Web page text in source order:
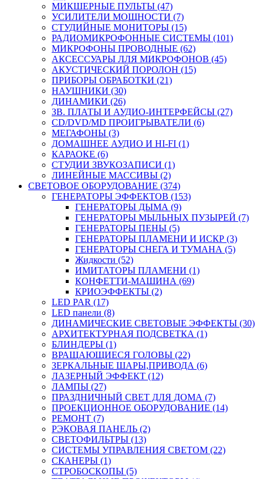
МИКШЕРНЫЕ ПУЛЬТЫ (47)
УСИЛИТЕЛИ МОЩНОСТИ (7)
СТУДИЙНЫЕ МОНИТОРЫ (15)
РАДИОМИКРОФОННЫЕ СИСТЕМЫ (101)
МИКРОФОНЫ ПРОВОДНЫЕ (62)
АКСЕССУАРЫ ЛЛЯ МИКРОФОНОВ (45)
АКУСТИЧЕСКИЙ ПОРОЛОН (15)
ПРИБОРЫ ОБРАБОТКИ (21)
НАУШНИКИ (30)
ДИНАМИКИ (26)
ЗВ. ПЛАТЫ И АУДИО-ИНТЕРФЕЙСЫ (27)
CD/DVD/MD ПРОИГРЫВАТЕЛИ (6)
МЕГАФОНЫ (3)
ДОМАШНЕЕ АУДИО И HI-FI (1)
КАРАОКЕ (6)
СТУДИИ ЗВУКОЗАПИСИ (1)
ЛИНЕЙНЫЕ МАССИВЫ (2)
СВЕТОВОЕ ОБОРУДОВАНИЕ (374)
ГЕНЕРАТОРЫ ЭФФЕКТОВ (153)
ГЕНЕРАТОРЫ ДЫМА (9)
ГЕНЕРАТОРЫ МЫЛЬНЫХ ПУЗЫРЕЙ (7)
ГЕНЕРАТОРЫ ПЕНЫ (5)
ГЕНЕРАТОРЫ ПЛАМЕНИ И ИСКР (3)
ГЕНЕРАТОРЫ СНЕГА И ТУМАНА (5)
Жидкости (52)
ИМИТАТОРЫ ПЛАМЕНИ (1)
КОНФЕТТИ-МАШИНА (69)
КРИОЭФФЕКТЫ (2)
LED PAR (17)
LED панели (8)
ДИНАМИЧЕСКИЕ СВЕТОВЫЕ ЭФФЕКТЫ (30)
АРХИТЕКТУРНАЯ ПОДСВЕТКА (1)
БЛИНДЕРЫ (1)
ВРАЩАЮЩИЕСЯ ГОЛОВЫ (22)
ЗЕРКАЛЬНЫЕ ШАРЫ,ПРИВОДА (6)
ЛАЗЕРНЫЙ ЭФФЕКТ (12)
ЛАМПЫ (27)
ПРАЗДНИЧНЫЙ СВЕТ ДЛЯ ДОМА (7)
ПРОЕКЦИОННОЕ ОБОРУДОВАНИЕ (14)
РЕМОНТ (7)
РЭКОВАЯ ПАНЕЛЬ (2)
СВЕТОФИЛЬТРЫ (13)
СИСТЕМЫ УПРАВЛЕНИЯ СВЕТОМ (22)
СКАНЕРЫ (1)
СТРОБОСКОПЫ (5)